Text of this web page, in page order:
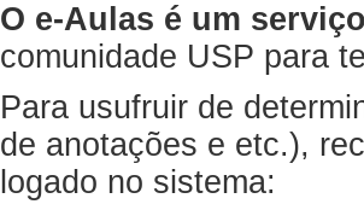
O e-Aulas é um
comunidade USP para
Para usufruir de
de anotações e etc.),
logado no sistema: